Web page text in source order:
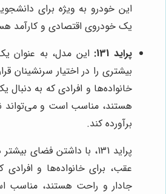
این خودرو به ویژه برای
یک خودروی اقتصادی و کارآمد
پراید 131:
این مدل، به عنوان
خانواده‌ها و افرادی که به
هستند، مناسب است و می‌تواند
برآورده کند.
پراید 131، با داشتن فضای
عقب، برای خانواده‌ها و
جادار و راحت هستند، مناسب